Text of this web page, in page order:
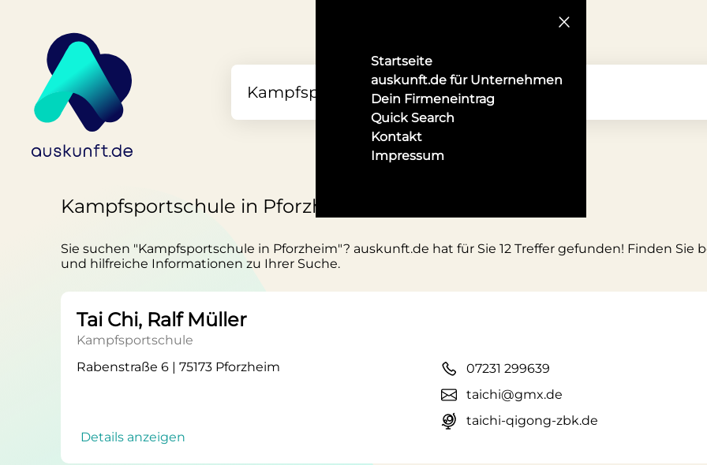
Startseite
auskunft.de für Unternehmen
Dein Firmeneintrag
Quick Search
Kontakt
Impressum
Kampfsportschule in Pforzheim
Sie suchen "Kampfsportschule in Pforzheim"? auskunft.de hat für Sie 12 Treffer gefunden! Finden
und hilfreiche Informationen zu Ihrer Suche.
Tai Chi, Ralf Müller
Kampfsportschule
Rabenstraße 6 | 75173 Pforzheim
Details anzeigen
07231 299639
taichi@gmx.de
taichi-qigong-zbk.de